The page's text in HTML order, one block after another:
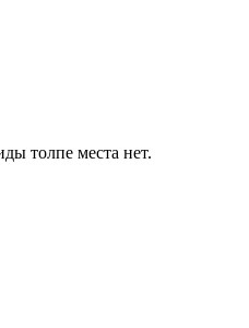
толпе места нет.